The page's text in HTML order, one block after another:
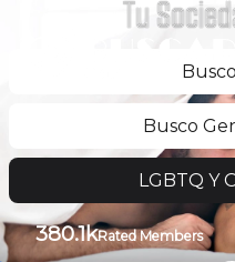
Tu
Busco
LGBTQ Y
380.1kRated Members